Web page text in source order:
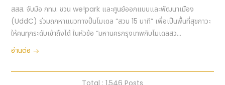
สสส. จับมือ กทม. ชวน we!park และศูนย์ออกแบบและพัฒนาเมือง
(UddC) ร่วมถกหาแนวทางปั้นโมเดล “สวน 15 นาที” เพื่อเป็นพื้นที่สุขภาวะ
ให้คนทุกระดับเข้าถึงได้ ในหัวข้อ “มหานครกรุงเทพกับโมเดลสว...
อ่านต่อ